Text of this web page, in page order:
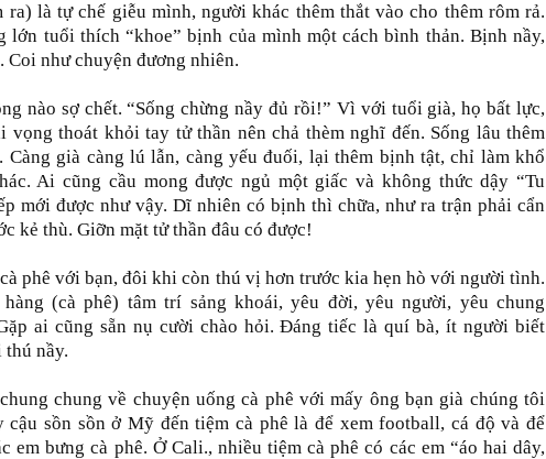
ra) là tự chế giễu mình, người khác thêm thắt vào cho thêm rôm rả.
lớn tuổi thích “khoe” bịnh của mình một cách bình thản. Bịnh nầy,
Coi như chuyện đương nhiên.
nào sợ chết. “Sống chừng nầy đủ rồi!” Vì với tuổi già, họ bất lực,
vọng thoát khỏi tay tử thần nên chả thèm nghĩ đến. Sống lâu thêm
Càng già càng lú lẫn, càng yếu đuối, lại thêm bịnh tật, chỉ làm khổ
Ai cũng cầu mong được ngủ một giấc và không thức dậy “Tu
mới được như vậy. Dĩ nhiên có bịnh thì chữa, như ra trận phải cẩn
kẻ thù. Giỡn mặt tử thần đâu có được!
phê với bạn, đôi khi còn thú vị hơn trước kia hẹn hò với người tình.
(cà phê) tâm trí sảng khoái, yêu đời, yêu người, yêu chung
ai cũng sẵn nụ cười chào hỏi. Đáng tiếc là quí bà, ít người biết
thú nầy.
chung về chuyện uống cà phê với mấy ông bạn già chúng tôi
cậu sồn sồn ở Mỹ đến tiệm cà phê là để xem football, cá độ và để
em bưng cà phê. Ở Cali., nhiều tiệm cà phê có các em “áo hai dây,